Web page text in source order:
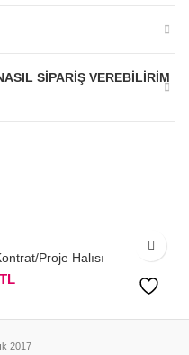
SIPARIŞ VEREBILIRIM
Proje Halısı
TL
2017